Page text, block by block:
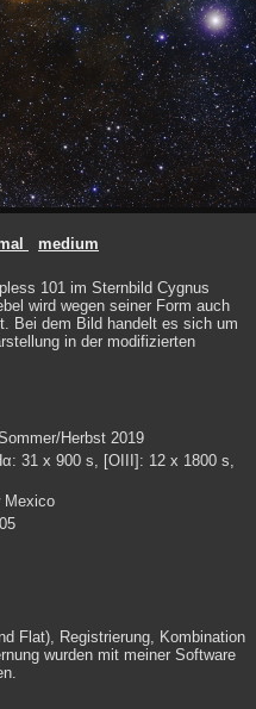
medium
101 im Sternbild Cygnus
wird wegen seiner Form auch
Bei dem Bild handelt es sich um
in der modifizierten
Herbst 2019
31 x 900 s, [OIII]: 12 x 1800 s,
Mexico
Flat), Registrierung, Kombination
wurden mit meiner Software